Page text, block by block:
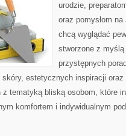
urodzie,
oraz pomysłom
chcą wyglądać
stworzone z
przystępnych
skóry, estetycznych inspiracji
z tematyką bliską osobom, które
komfortem i indywidualnym